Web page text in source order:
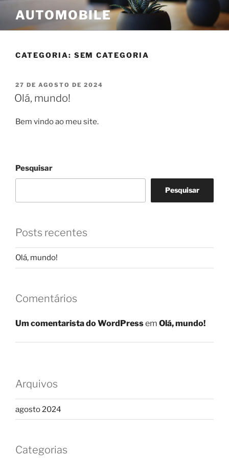
o
AUTOMOBILE
CATEGORIA: SEM CATEGORIA
PUBLICADO
EM
27 DE AGOSTO DE 2024
Olá, mundo!
Bem vindo ao meu site.
Pesquisar
Pesquisar
Posts recentes
Olá, mundo!
Comentários
Um comentarista do WordPressem Olá, mundo!
Arquivos
agosto 2024
Categorias